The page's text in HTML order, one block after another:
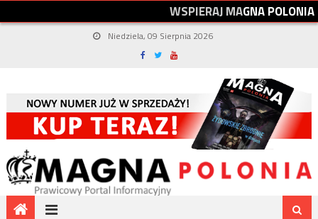
WSPIERAJMAGNAPOLONIA
Niedziela, 09 Sierpnia 2026